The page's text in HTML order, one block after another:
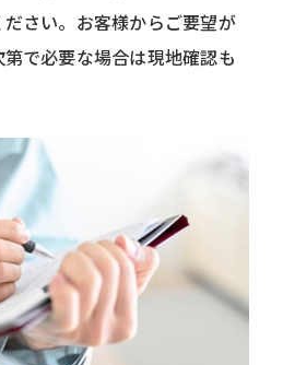
さい。お客様からご要望が
で必要な場合は現地確認も